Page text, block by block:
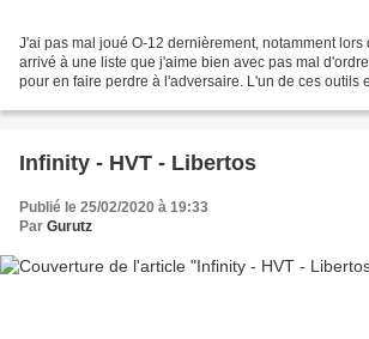
J'ai pas mal joué O-12 dernièrement, notamment lors
arrivé à une liste que j'aime bien avec pas mal
pour en faire perdre à l'adversaire. L'un de ces outils
Infinity - HVT - Libertos
Publié le 25/02/2020 à 19:33
Par Gurutz